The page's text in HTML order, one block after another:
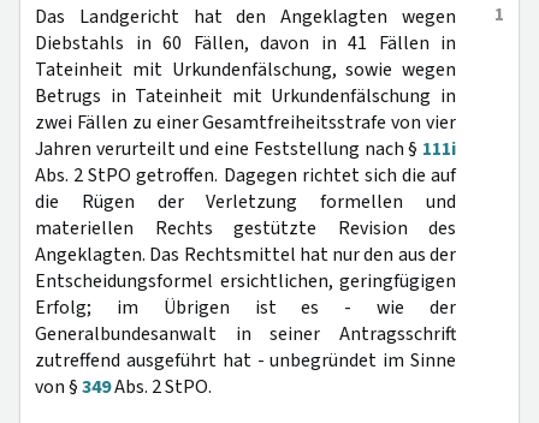
1
Das Landgericht hat den Angeklagten wegen
Diebstahls in 60 Fällen, davon in 41 Fällen in
Tateinheit mit Urkundenfälschung, sowie wegen
Betrugs in Tateinheit mit Urkundenfälschung in
zwei Fällen zu einer Gesamtfreiheitsstrafe von vier
Jahren verurteilt und eine Feststellung nach § 111i
Abs. 2 StPO getroffen. Dagegen richtet sich die auf
die Rügen der Verletzung formellen und
materiellen Rechts gestützte Revision des
Angeklagten. Das Rechtsmittel hat nur den aus der
Entscheidungsformel ersichtlichen, geringfügigen
Erfolg; im Übrigen ist es - wie der
Generalbundesanwalt in seiner Antragsschrift
zutreffend ausgeführt hat - unbegründet im Sinne
von §349Abs. 2 StPO.